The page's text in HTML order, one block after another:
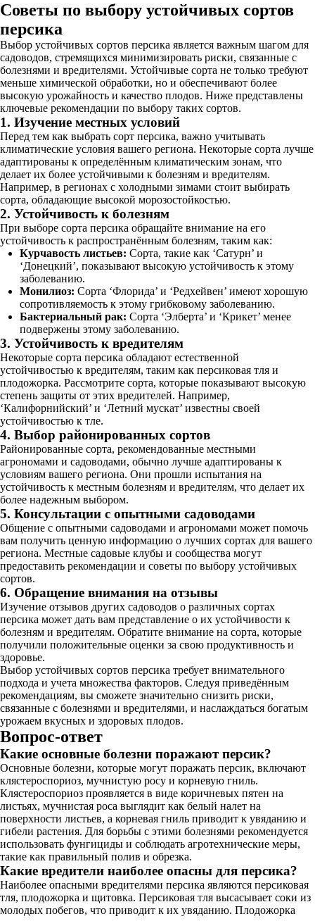
Советы по выбору устойчивых сортов
персика
Выбор устойчивых сортов персика является важным шагом для
садоводов, стремящихся минимизировать риски, связанные с
болезнями и вредителями. Устойчивые сорта не только требуют
меньше химической обработки, но и обеспечивают более
высокую урожайность и качество плодов. Ниже представлены
ключевые рекомендации по выбору таких сортов.
1. Изучение местных условий
Перед тем как выбрать сорт персика, важно учитывать
климатические условия вашего региона. Некоторые сорта лучше
адаптированы к определённым климатическим зонам, что
делает их более устойчивыми к болезням и вредителям.
Например, в регионах с холодными зимами стоит выбирать
сорта, обладающие высокой морозостойкостью.
2. Устойчивость к болезням
При выборе сорта персика обращайте внимание на его
устойчивость к распространённым болезням, таким как:
Курчавость листьев: Сорта, такие как ‘Сатурн’ и
‘Донецкий’, показывают высокую устойчивость к этому
заболеванию.
Монилиоз: Сорта ‘Флорида’ и ‘Редхейвен’ имеют хорошую
сопротивляемость к этому грибковому заболеванию.
Бактериальный рак: Сорта ‘Элберта’ и ‘Крикет’ менее
подвержены этому заболеванию.
3. Устойчивость к вредителям
Некоторые сорта персика обладают естественной
устойчивостью к вредителям, таким как персиковая тля и
плодожорка. Рассмотрите сорта, которые показывают высокую
степень защиты от этих вредителей. Например,
‘Калифорнийский’ и ‘Летний мускат’ известны своей
устойчивостью к тле.
4. Выбор районированных сортов
Районированные сорта, рекомендованные местными
агрономами и садоводами, обычно лучше адаптированы к
условиям вашего региона. Они прошли испытания на
устойчивость к местным болезням и вредителям, что делает их
более надежным выбором.
5. Консультации с опытными садоводами
Общение с опытными садоводами и агрономами может помочь
вам получить ценную информацию о лучших сортах для вашего
региона. Местные садовые клубы и сообщества могут
предоставить рекомендации и советы по выбору устойчивых
сортов.
6. Обращение внимания на отзывы
Изучение отзывов других садоводов о различных сортах
персика может дать вам представление о их устойчивости к
болезням и вредителям. Обратите внимание на сорта, которые
получили положительные оценки за свою продуктивность и
здоровье.
Выбор устойчивых сортов персика требует внимательного
подхода и учета множества факторов. Следуя приведённым
рекомендациям, вы сможете значительно снизить риски,
связанные с болезнями и вредителями, и наслаждаться богатым
урожаем вкусных и здоровых плодов.
Вопрос-ответ
Какие основные болезни поражают персик?
Основные болезни, которые могут поражать персик, включают
клястероспориоз, мучнистую росу и корневую гниль.
Клястероспориоз проявляется в виде коричневых пятен на
листьях, мучнистая роса выглядит как белый налет на
поверхности листьев, а корневая гниль приводит к увяданию и
гибели растения. Для борьбы с этими болезнями рекомендуется
использовать фунгициды и соблюдать агротехнические меры,
такие как правильный полив и обрезка.
Какие вредители наиболее опасны для персика?
Наиболее опасными вредителями персика являются персиковая
тля, плодожорка и щитовка. Персиковая тля высасывает соки из
молодых побегов, что приводит к их увяданию. Плодожорка